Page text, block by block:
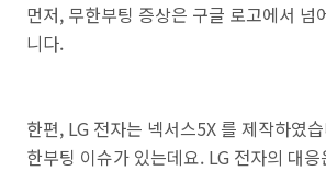
먼저, 무한부팅 증상은 구글 로고에서 넘
니다.
한편, LG 전자는 넥서스5X 를 제작하였
한부팅 이슈가 있는데요. LG 전자의 대